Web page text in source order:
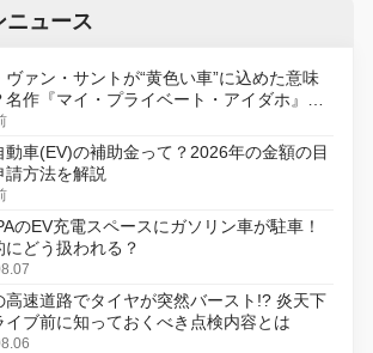
ニュース
ヴァン・サントが“黄色い車”に込めた意味
名作『マイ・プライベート・アイダホ』が
ジタルリマスター版で復活
動車(EV)の補助金って？2026年の金額の目
請方法を解説
のEV充電スペースにガソリン車が駐車！
にどう扱われる？
高速道路でタイヤが突然バースト!? 炎天下
イブ前に知っておくべき点検内容とは